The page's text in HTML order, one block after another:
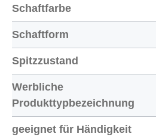
Schaftfarbe
Schaftform
Spitzzustand
Werbliche
Produkttypbezeichnung
geeignet für Händigkeit